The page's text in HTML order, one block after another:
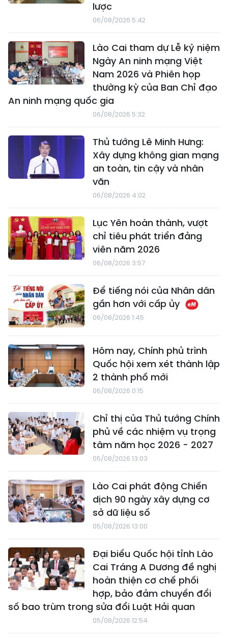
lược
06/08/2026 5:42
Lào Cai tham dự Lễ kỷ niệm
Ngày An ninh mạng Việt
Nam 2026 và Phiên họp
thường kỳ của Ban Chỉ đạo
An ninh mạng quốc gia
06/08/2026 5:32
Thủ tướng Lê Minh Hưng:
Xây dựng không gian mạng
an toàn, tin cậy và nhân
văn
06/08/2026 4:02
Lục Yên hoàn thành, vượt
chỉ tiêu phát triển đảng
viên năm 2026
06/08/2026 3:57
Để tiếng nói của Nhân dân
gần hơn với cấp ủy
06/08/2026 1:45
Hôm nay, Chính phủ trình
Quốc hội xem xét thành lập
2 thành phố mới
06/08/2026 0:15
Chỉ thị của Thủ tướng Chính
phủ về các nhiệm vụ trọng
tâm năm học 2026 - 2027
05/08/2026 13:03
Lào Cai phát động Chiến
dịch 90 ngày xây dựng cơ
sở dữ liệu số
05/08/2026 13:00
Đại biểu Quốc hội tỉnh Lào
Cai Tráng A Dương đề nghị
hoàn thiện cơ chế phối
hợp, bảo đảm chuyển đổi
số bao trùm trong sửa đổi Luật Hải quan
05/08/2026 12:54